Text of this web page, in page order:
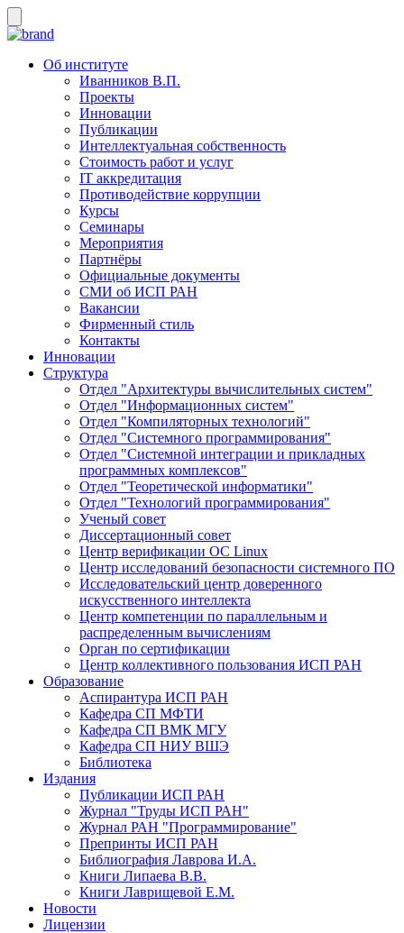
Об институте
Иванников В.П.
Проекты
Инновации
Публикации
Интеллектуальная собственность
Стоимость работ и услуг
IT аккредитация
Противодействие коррупции
Курсы
Семинары
Мероприятия
Партнёры
Официальные документы
СМИ об ИСП РАН
Вакансии
Фирменный стиль
Контакты
Инновации
Структура
Отдел "Архитектуры вычислительных систем"
Отдел "Информационных систем"
Отдел "Компиляторных технологий"
Отдел "Системного программирования"
Отдел "Системной интеграции и прикладных
программных комплексов"
Отдел "Теоретической информатики"
Отдел "Технологий программирования"
Ученый совет
Диссертационный совет
Центр верификации ОС Linux
Центр исследований безопасности системного ПО
Исследовательский центр доверенного
искусственного интеллекта
Центр компетенции по параллельным и
распределенным вычислениям
Орган по сертификации
Центр коллективного пользования ИСП РАН
Образование
Аспирантура ИСП РАН
Кафедра СП МФТИ
Кафедра СП ВМК МГУ
Кафедра СП НИУ ВШЭ
Библиотека
Издания
Публикации ИСП РАН
Журнал "Труды ИСП РАН"
Журнал РАН "Программирование"
Препринты ИСП РАН
Библиография Лаврова И.А.
Книги Липаева В.В.
Книги Лаврищевой Е.М.
Новости
Лицензии